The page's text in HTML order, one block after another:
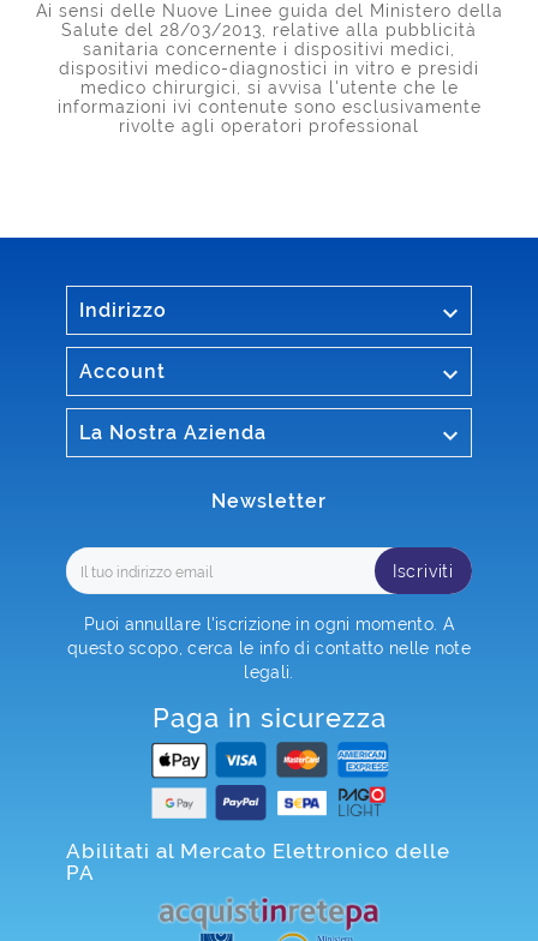
Ai sensi delle Nuove Linee guida del Ministero della
Salute del 28/03/2013, relative alla pubblicità
sanitaria concernente i dispositivi medici,
dispositivi medico-diagnostici in vitro e presidi
medico chirurgici, si avvisa l'utente che le
informazioni ivi contenute sono esclusivamente
rivolte agli operatori professional
Indirizzo 
Account 
La Nostra Azienda 
Newsletter
Iscriviti
Puoi annullare l'iscrizione in ogni momento. A
questo scopo, cerca le info di contatto nelle note
legali.
Paga in sicurezza
Abilitati al Mercato Elettronico delle
PA